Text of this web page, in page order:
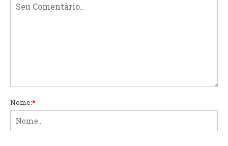
Nome:*